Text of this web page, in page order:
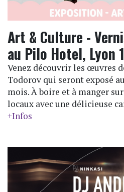
Art & Culture -
au Pilo Hotel, Lyon 1
Venez découvrir les œuvres
Todorov qui seront exposé
mois. À boire et à manger
locaux avec une délicieuse
+Infos